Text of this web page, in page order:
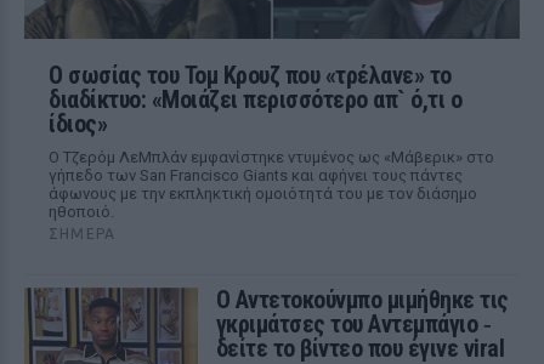
Ο σωσίας του Τομ Κρουζ που «τρέλανε» το
διαδίκτυο: «Μοιάζει περισσότερο απ` ό,τι ο
ίδιος»
Ο Τζερόμ ΛεΜπλάν εμφανίστηκε ντυμένος ως «Μάβερικ» στο
γήπεδο των San Francisco Giants και αφήνει τους πάντες
άφωνους με την εκπληκτική ομοιότητά του με τον διάσημο
ηθοποιό.
ΣΉΜΕΡΑ
Ο Αντετοκούνμπο μιμήθηκε τις
γκριμάτσες του Αντεμπάγιο ‑
δείτε το βίντεο που έγινε viral